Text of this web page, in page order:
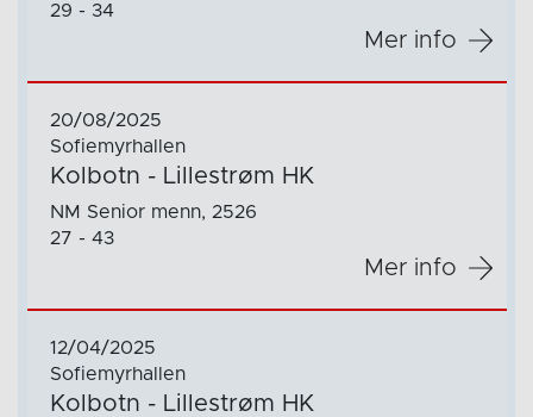
29 - 34
Mer info
20/08/2025
Sofiemyrhallen
Kolbotn - Lillestrøm HK
NM Senior menn, 2526
27 - 43
Mer info
12/04/2025
Sofiemyrhallen
Kolbotn - Lillestrøm HK